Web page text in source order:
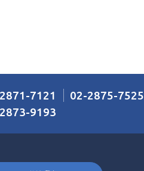
7121 02-2875-7525
9193